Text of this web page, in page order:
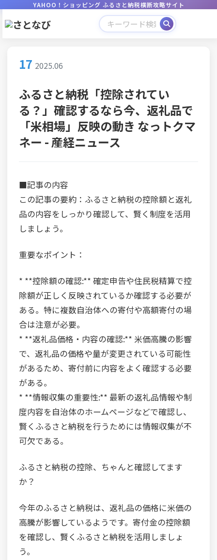
YAHOO！ショッピング ふるさと納税横断攻略サイト
17 2025.06
ふるさと納税「控除されてい
る？」確認するなら今、返礼品で
「米相場」反映の動き なっトクマ
ネー - 産経ニュース
■記事の内容
この記事の要約：ふるさと納税の控除額と返礼
品の内容をしっかり確認して、賢く制度を活用
しましょう。
重要なポイント：
* **控除額の確認:** 確定申告や住民税精算で控
除額が正しく反映されているか確認する必要が
ある。特に複数自治体への寄付や高額寄付の場
合は注意が必要。
* **返礼品価格・内容の確認:** 米価高騰の影響
で、返礼品の価格や量が変更されている可能性
があるため、寄付前に内容をよく確認する必要
がある。
* **情報収集の重要性:** 最新の返礼品情報や制
度内容を自治体のホームページなどで確認し、
賢くふるさと納税を行うためには情報収集が不
可欠である。
ふるさと納税の控除、ちゃんと確認してます
か？
今年のふるさと納税は、返礼品の価格に米価の
高騰が影響しているようです。寄付金の控除額
を確認し、賢くふるさと納税を活用しましょ
う。